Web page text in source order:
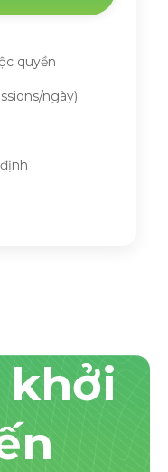
quyền
ngày)
khởi